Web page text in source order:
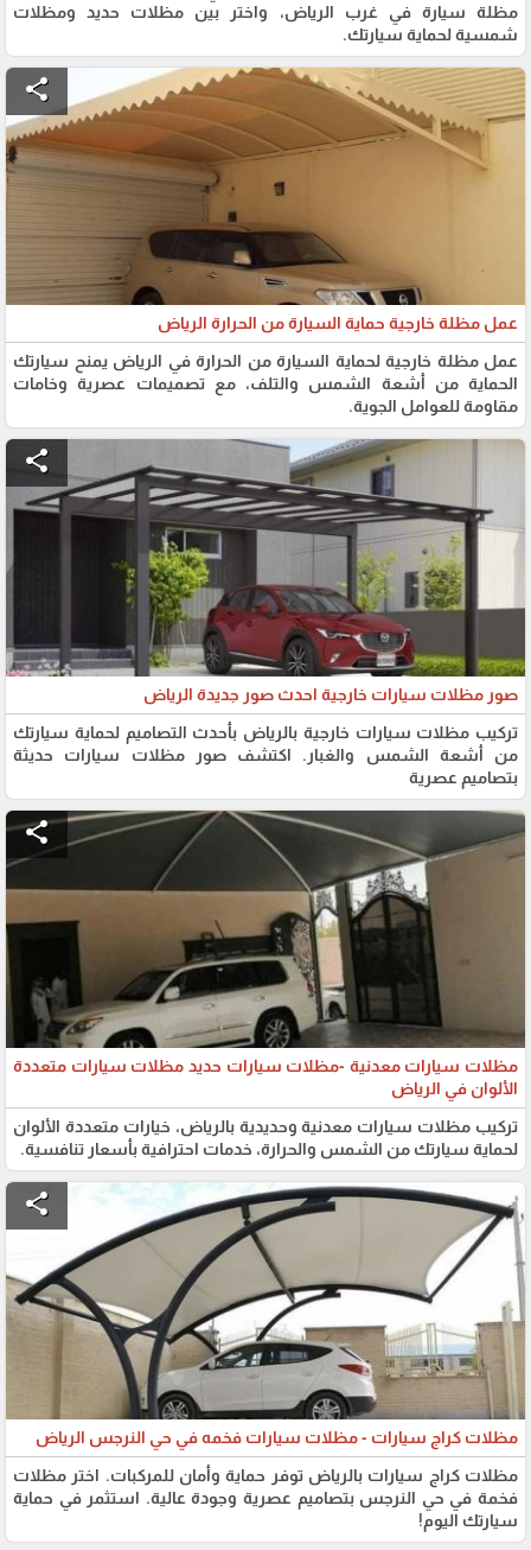
مظلة سيارة في غرب الرياض، واختر بين مظلات حديد ومظلات
شمسية لحماية سيارتك.
share
عمل مظلة خارجية حماية السيارة من الحرارة الرياض
عمل مظلة خارجية لحماية السيارة من الحرارة في الرياض يمنح سيارتك
الحماية من أشعة الشمس والتلف، مع تصميمات عصرية وخامات
مقاومة للعوامل الجوية.
share
صور مظلات سيارات خارجية احدث صور جديدة الرياض
تركيب مظلات سيارات خارجية بالرياض بأحدث التصاميم لحماية سيارتك
من أشعة الشمس والغبار. اكتشف صور مظلات سيارات حديثة
بتصاميم عصرية
share
مظلات سيارات معدنية -مظلات سيارات حديد مظلات سيارات متعددة
الألوان في الرياض
تركيب مظلات سيارات معدنية وحديدية بالرياض، خيارات متعددة الألوان
لحماية سيارتك من الشمس والحرارة، خدمات احترافية بأسعار تنافسية.
share
مظلات كراج سيارات - مظلات سيارات فخمه في حي النرجس الرياض
مظلات كراج سيارات بالرياض توفر حماية وأمان للمركبات. اختر مظلات
فخمة في حي النرجس بتصاميم عصرية وجودة عالية. استثمر في حماية
سيارتك اليوم!